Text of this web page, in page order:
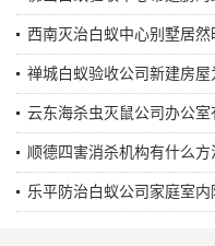
西南灭治白蚁中心别墅居然
禅城白蚁验收公司新建房
云东海杀虫灭鼠公司办公
顺德四害消杀机构有什么
乐平防治白蚁公司家庭室